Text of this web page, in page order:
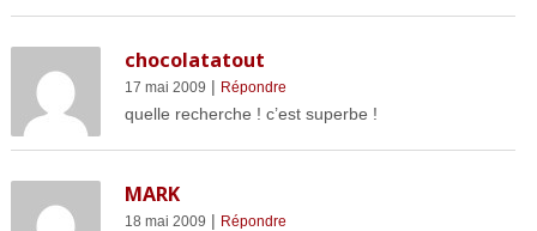
chocolatatout
17 mai 2009 | Répondre
quelle recherche ! c’est superbe !
MARK
18 mai 2009 | Répondre